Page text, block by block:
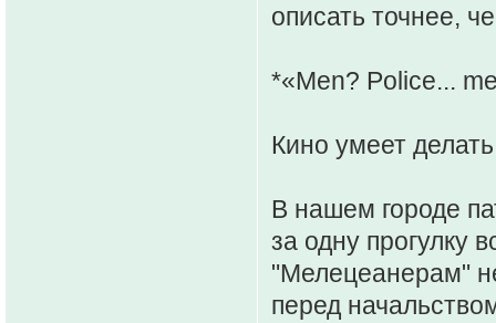
описать точнее,
*«Men? Police...
Кино умеет
В нашем городе
за одну прогулку
"Мелецеанерам"
перед